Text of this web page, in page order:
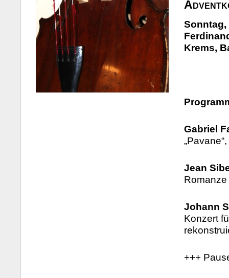
Sonntag,
Krems,
Gabriel
Jean
Johann
Konzert
+++